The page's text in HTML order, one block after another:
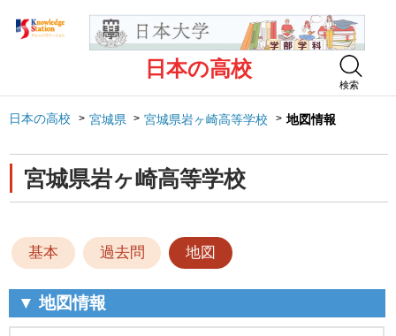
日本の高校
検索
日本の高校 宮城県 宮城県岩ヶ崎高等学校 地図情報
宮城県岩ヶ崎高等学校
基本 過去問 地図
▼ 地図情報